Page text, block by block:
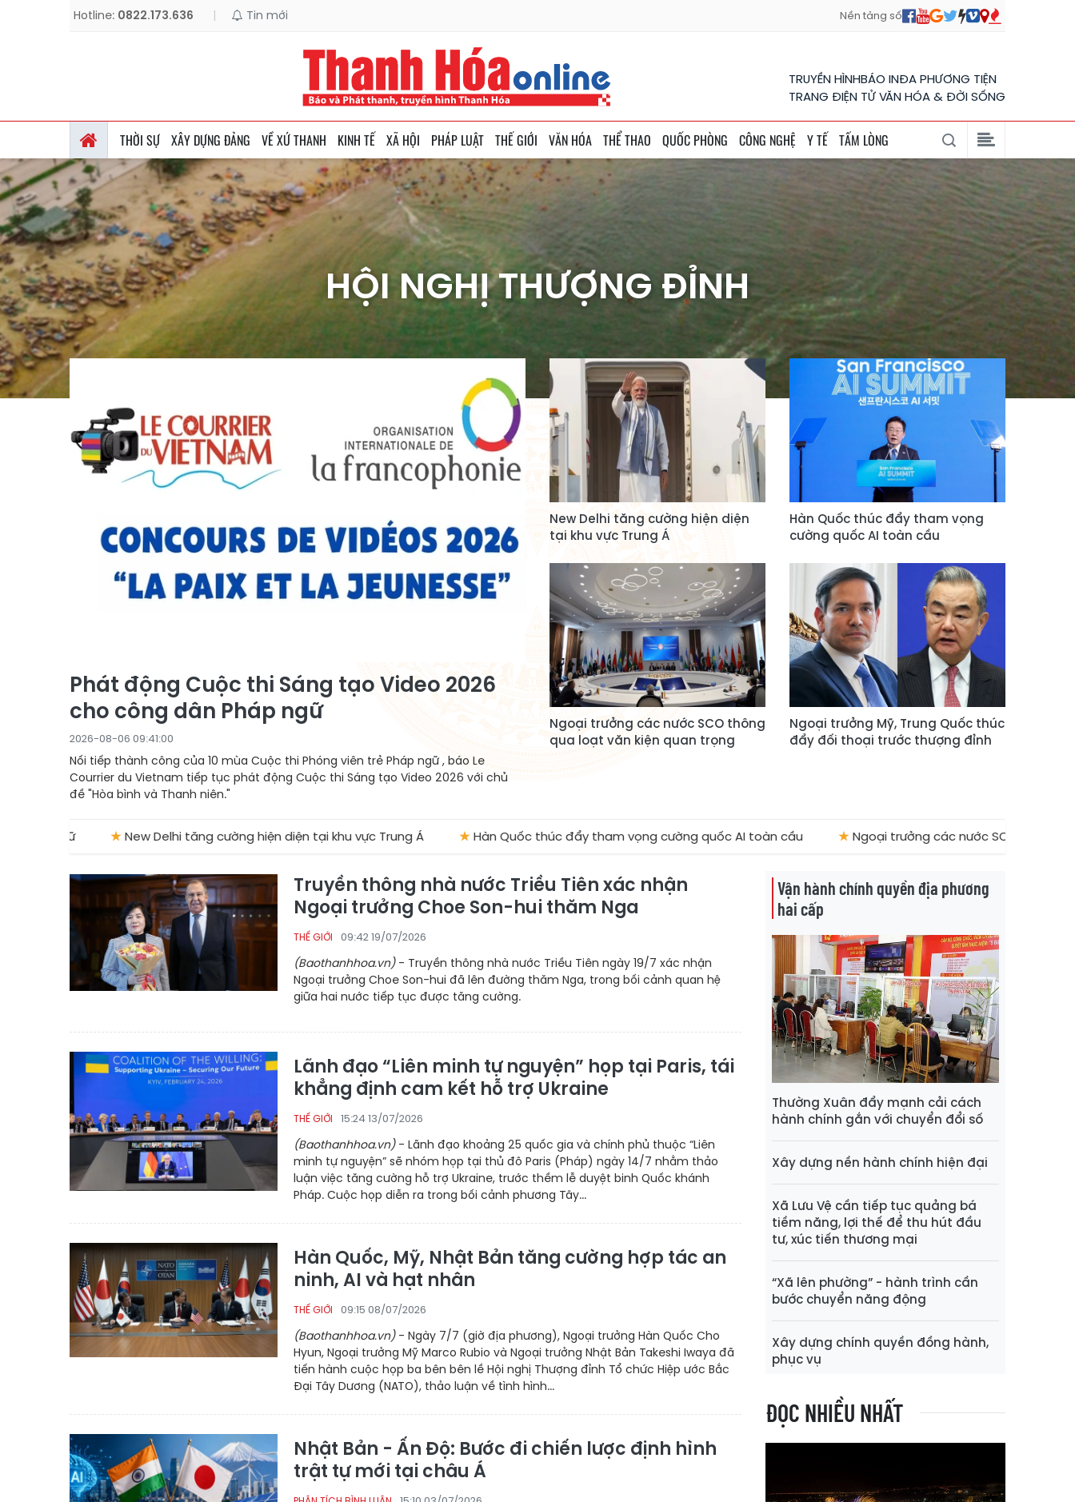
Hotline: 0822.173.636 | Tin mới Nền tảng số
TRUYỀN HÌNHBÁO INĐA PHƯƠNG TIỆN
TRANG ĐIỆN TỬ VĂN HÓA & ĐỜI SỐNG
THỜI SỰ XÂY DỰNG ĐẢNG VỀ XỨ THANH KINH TẾ XÃ HỘI PHÁP LUẬT THẾ GIỚI VĂN HÓA THỂ THAO QUỐC PHÒNG CÔNG NGHỆ Y TẾ TẤM LÒNG
HỘI NGHỊ THƯỢNG ĐỈNH
Phát động Cuộc thi Sáng tạo Video 2026
cho công dân Pháp ngữ
2026-08-06 09:41:00
Nối tiếp thành công của 10 mùa Cuộc thi Phóng viên trẻ Pháp ngữ , báo Le
Courrier du Vietnam tiếp tục phát động Cuộc thi Sáng tạo Video 2026 với chủ
đề "Hòa bình và Thanh niên."
New Delhi tăng cường hiện diện
tại khu vực Trung Á
Hàn Quốc thúc đẩy tham vọng
cường quốc AI toàn cầu
Ngoại trưởng các nước SCO thông
qua loạt văn kiện quan trọng
Ngoại trưởng Mỹ, Trung Quốc thúc
đẩy đối thoại trước thượng đỉnh
New Delhi tăng cường hiện diện tại khu vực Trung Á ★ Hàn Quốc thúc đẩy tham vọng cường quốc AI toàn cầu ★ Ngoại trưởng các nước SCO thông qua loạt
Truyền thông nhà nước Triều Tiên xác nhận
Ngoại trưởng Choe Son-hui thăm Nga
THẾ GIỚI 09:42 19/07/2026
(Baothanhhoa.vn)- Truyền thông nhà nước Triều Tiên ngày 19/7 xác nhận
Ngoại trưởng Choe Son-hui đã lên đường thăm Nga, trong bối cảnh quan hệ
giữa hai nước tiếp tục được tăng cường.
Lãnh đạo “Liên minh tự nguyện” họp tại Paris, tái
khẳng định cam kết hỗ trợ Ukraine
THẾ GIỚI 15:24 13/07/2026
(Baothanhhoa.vn)- Lãnh đạo khoảng 25 quốc gia và chính phủ thuộc “Liên
minh tự nguyện” sẽ nhóm họp tại thủ đô Paris (Pháp) ngày 14/7 nhằm thảo
luận việc tăng cường hỗ trợ Ukraine, trước thềm lễ duyệt binh Quốc khánh
Pháp. Cuộc họp diễn ra trong bối cảnh phương Tây...
Hàn Quốc, Mỹ, Nhật Bản tăng cường hợp tác an
ninh, AI và hạt nhân
THẾ GIỚI 09:15 08/07/2026
(Baothanhhoa.vn)- Ngày 7/7 (giờ địa phương), Ngoại trưởng Hàn Quốc Cho
Hyun, Ngoại trưởng Mỹ Marco Rubio và Ngoại trưởng Nhật Bản Takeshi Iwaya đã
tiến hành cuộc họp ba bên bên lề Hội nghị Thượng đỉnh Tổ chức Hiệp ước Bắc
Đại Tây Dương (NATO), thảo luận về tình hình...
Nhật Bản - Ấn Độ: Bước đi chiến lược định hình
trật tự mới tại châu Á
Vận hành chính quyền địa phương
hai cấp
Thường Xuân đẩy mạnh cải cách
hành chính gắn với chuyển đổi số
Xây dựng nền hành chính hiện đại
Xã Lưu Vệ cần tiếp tục quảng bá
tiềm năng, lợi thế để thu hút đầu
tư, xúc tiến thương mại
“Xã lên phường” - hành trình cần
bước chuyển năng động
Xây dựng chính quyền đồng hành,
phục vụ
ĐỌC NHIỀU NHẤT